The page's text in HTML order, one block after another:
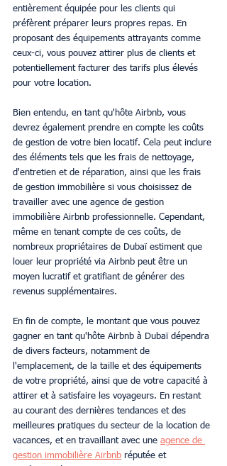
entièrement équipée pour les clients qui
préfèrent préparer leurs propres repas. En
proposant des équipements attrayants comme
ceux-ci, vous pouvez attirer plus de clients et
potentiellement facturer des tarifs plus élevés
pour votre location.
Bien entendu, en tant qu'hôte Airbnb, vous
devrez également prendre en compte les coûts
de gestion de votre bien locatif. Cela peut inclure
des éléments tels que les frais de nettoyage,
d'entretien et de réparation, ainsi que les frais
de gestion immobilière si vous choisissez de
travailler avec une agence de gestion
immobilière Airbnb professionnelle. Cependant,
même en tenant compte de ces coûts, de
nombreux propriétaires de Dubaï estiment que
louer leur propriété via Airbnb peut être un
moyen lucratif et gratifiant de générer des
revenus supplémentaires.
En fin de compte, le montant que vous pouvez
gagner en tant qu'hôte Airbnb à Dubaï dépendra
de divers facteurs, notamment de
l'emplacement, de la taille et des équipements
de votre propriété, ainsi que de votre capacité à
attirer et à satisfaire les voyageurs. En restant
au courant des dernières tendances et des
meilleures pratiques du secteur de la location de
vacances, et en travaillant avec une agence de
gestion immobilière Airbnb réputée et